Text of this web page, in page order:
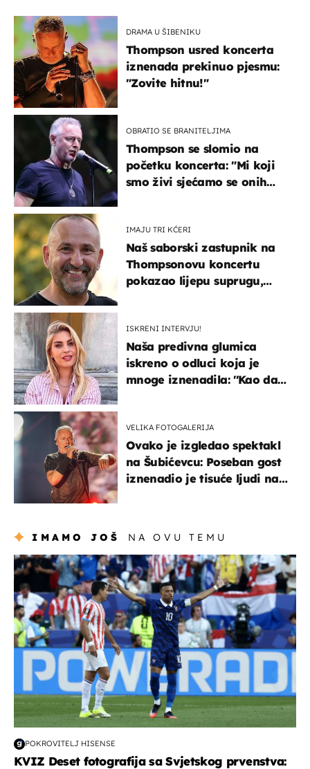
DRAMA U ŠIBENIKU
Thompson usred koncerta
iznenada prekinuo pjesmu:
"Zovite hitnu!"
OBRATIO SE BRANITELJIMA
Thompson se slomio na
početku koncerta: "Mi koji
smo živi sjećamo se onih
IMAJU TRI KĆERI
Naš saborski zastupnik na
Thompsonovu koncertu
pokazao lijepu suprugu,
ISKRENI INTERVJU!
Naša predivna glumica
iskreno o odluci koja je
mnoge iznenadila: ''Kao da
VELIKA FOTOGALERIJA
Ovako je izgledao spektakl
na Šubićevcu: Poseban gost
iznenadio je tisuće ljudi na
IMAMO JOŠ NA OVU TEMU
svjetsko prvenstvo 2026
POKROVITELJ HISENSE
KVIZ Deset fotografija sa Svjetskog prvenstva: